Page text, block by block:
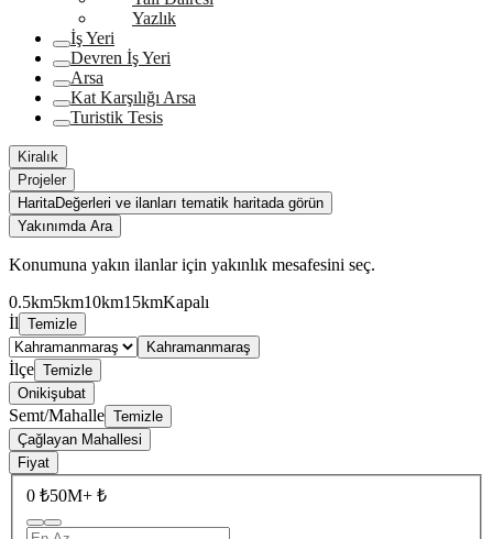
Yazlık
İş Yeri
Devren İş Yeri
Arsa
Kat Karşılığı Arsa
Turistik Tesis
Kiralık
Projeler
HaritaDeğerleri ve ilanları tematik haritada görün
Yakınımda Ara
Konumuna yakın ilanlar için yakınlık mesafesini seç.
0.5km5km10km15kmKapalı
İl Temizle
Kahramanmaraş
İlçe Temizle
Onikişubat
Semt/Mahalle Temizle
Çağlayan Mahallesi
Fiyat
0 ₺50M+ ₺